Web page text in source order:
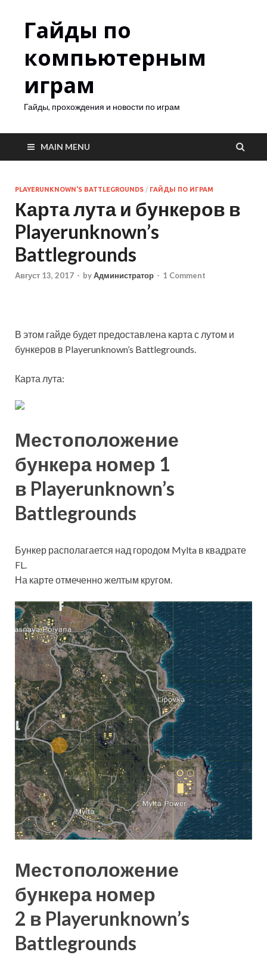
Гайды по
компьютерным
играм
Гайды, прохождения и новости по играм
MAIN MENU
PLAYERUNKNOWN'S BATTLEGROUNDS / ГАЙДЫ ПО ИГРАМ
Карта лута и бункеров в
Playerunknown’s
Battlegrounds
Август 13, 2017 - byАдминистратор - 1 Comment
В этом гайде будет предоставлена карта с лутом и
бункеров в Playerunknown’s Battlegrounds.
Карта лута:
Местоположение
бункера номер 1
в Playerunknown’s
Battlegrounds
Бункер располагается над городом Mylta в квадрате
FL.
На карте отмеченно желтым кругом.
Местоположение
бункера номер
2 в Playerunknown’s
Battlegrounds